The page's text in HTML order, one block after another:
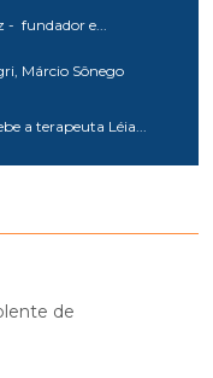
- fundador e...
Márcio Sônego
a terapeuta Léia...
de